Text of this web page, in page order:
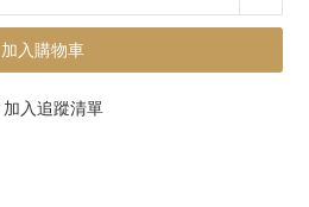
加入購物車
加入追蹤清單